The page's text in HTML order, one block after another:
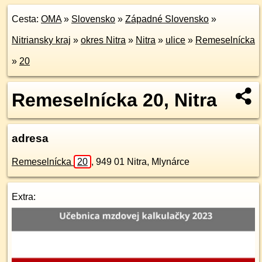
Cesta: OMA» Slovensko » Západné Slovensko »
Nitriansky kraj » okres Nitra » Nitra » ulice » Remeselnícka
» 20
Remeselnícka 20, Nitra
adresa
Remeselnícka 20 , 949 01 Nitra, Mlynárce
Extra: